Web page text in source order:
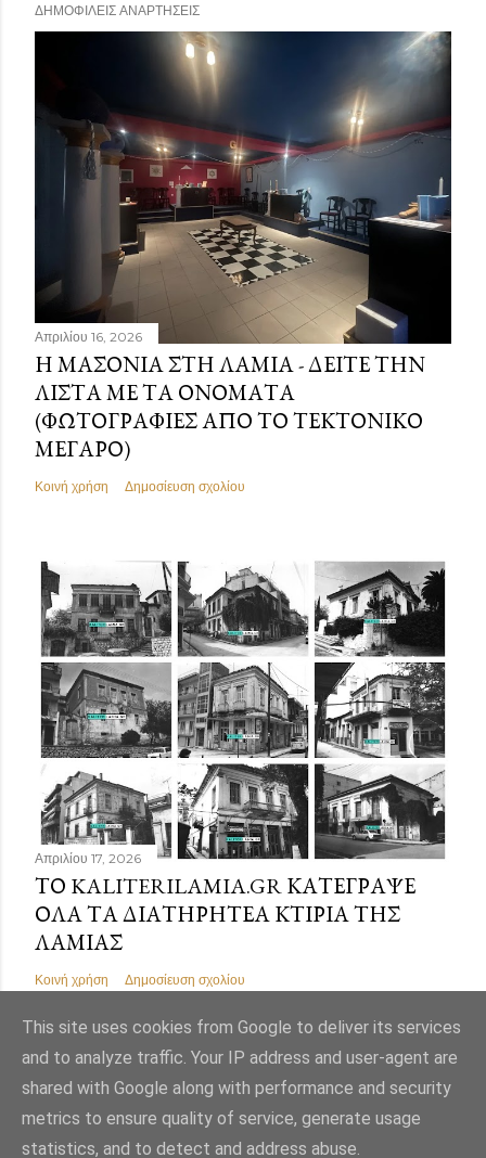
ΔΗΜΟΦΙΛΕΊΣ ΑΝΑΡΤΉΣΕΙΣ
Απριλίου 16, 2026
Η ΜΑΣΟΝΊΑ ΣΤΗ ΛΑΜΊΑ - ΔΕΊΤΕ ΤΗΝ
ΛΊΣΤΑ ΜΕ ΤΑ ΟΝΌΜΑΤΑ
(ΦΩΤΟΓΡΑΦΊΕΣ ΑΠΌ ΤΟ ΤΕΚΤΟΝΙΚΌ
ΜΈΓΑΡΟ)
Κοινή χρήση Δημοσίευση σχολίου
Απριλίου 17, 2026
ΤΟ KALITERILAMIA.GR ΚΑΤΈΓΡΑΨΕ
ΌΛΑ ΤΑ ΔΙΑΤΗΡΗΤΈΑ ΚΤΊΡΙΑ ΤΗΣ
ΛΑΜΊΑΣ
Κοινή χρήση Δημοσίευση σχολίου
Από το Blogger
This site uses cookies from Google to deliver its services
and to analyze traffic. Your IP address and user-agent are
shared with Google along with performance and security
metrics to ensure quality of service, generate usage
statistics, and to detect and address abuse.